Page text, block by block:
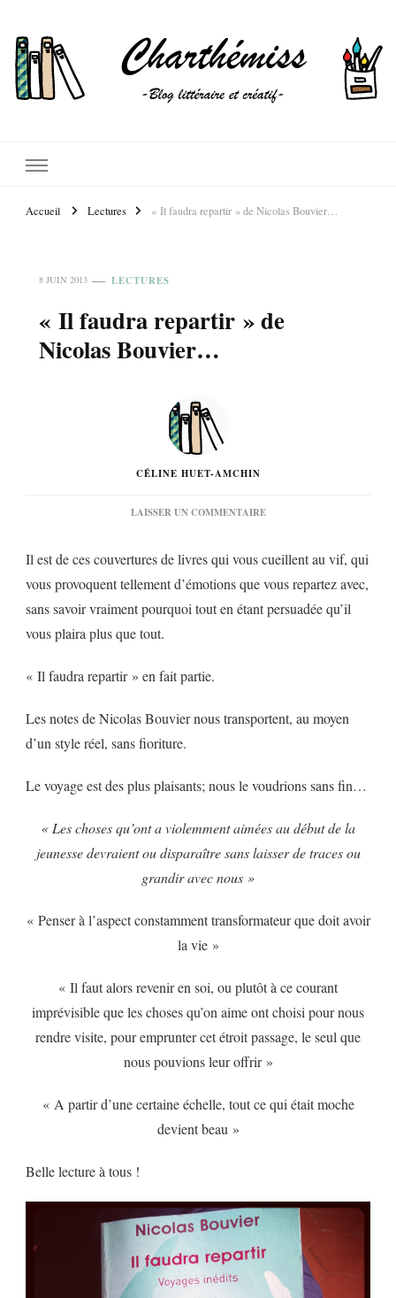
Accueil Lectures « Il faudra repartir » de Nicolas Bouvier…
8 JUIN 2013 LECTURES
« Il faudra repartir » de
Nicolas Bouvier…
CÉLINE HUET-AMCHIN
LAISSER UN COMMENTAIRESUR
REPARTIR »
NICOLAS
BOUVIER…
Il est de ces couvertures de livres qui vous cueillent au vif, qui
vous provoquent tellement d’émotions que vous repartez avec,
sans savoir vraiment pourquoi tout en étant persuadée qu’il
vous plaira plus que tout.
« Il faudra repartir » en fait partie.
Les notes de Nicolas Bouvier nous transportent, au moyen
d’un style réel, sans fioriture.
Le voyage est des plus plaisants; nous le voudrions sans fin…
« Les choses qu’ont a violemment aimées au début de la
jeunesse devraient ou disparaître sans laisser de traces ou
grandir avec nous »
« Penser à l’aspect constamment transformateur que doit avoir
la vie »
« Il faut alors revenir en soi, ou plutôt à ce courant
imprévisible que les choses qu’on aime ont choisi pour nous
rendre visite, pour emprunter cet étroit passage, le seul que
nous pouvions leur offrir »
« A partir d’une certaine échelle, tout ce qui était moche
devient beau »
Belle lecture à tous !